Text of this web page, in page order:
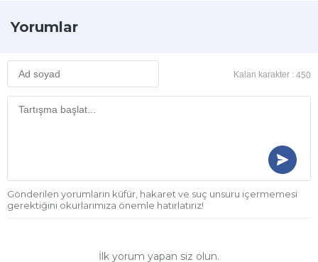
Yorumlar
Kalan karakter : 450
Gönderilen yorumların küfür, hakaret ve suç unsuru içermemesi
gerektiğini okurlarımıza önemle hatırlatırız!
İlk yorum yapan siz olun.